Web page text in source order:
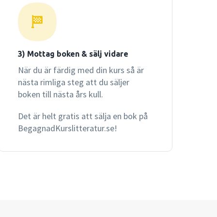
3) Mottag boken & sälj vidare
När du är färdig med din kurs så är
nästa rimliga steg att du säljer
boken till nästa års kull.
Det är helt gratis att sälja en bok på
BegagnadKurslitteratur.se!